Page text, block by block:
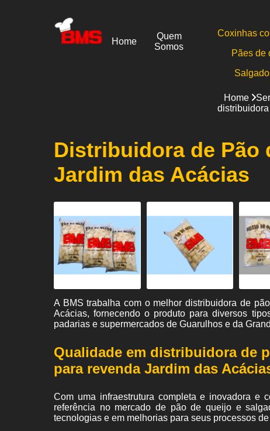
Home
Quem
Somos
Coxinhas
Pães de
Home
Distribuidora de Pão
Jardim das Acácias
A BMS trabalha com o melhor distribuidora de
Acácias, fornecendo o produto para diversos
padarias e supermercados de Guarulhos e da
Qualidade em distribuidora de
para revenda Jardim das
Com uma infraestrutura completa e inovadora e
referência no mercado de pão de queijo e
tecnologias e em melhorias para seus processos